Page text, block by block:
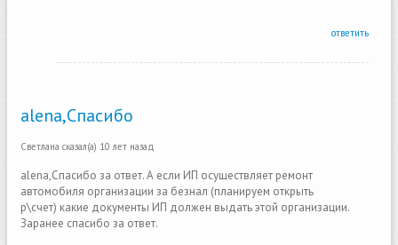
ответить
alena,Спасибо
Светлана сказал(а) 10 лет назад
alena,Спасибо за ответ. А если ИП осуществляет ремонт
автомобиля организации за безнал (планируем открыть
р\счет) какие документы ИП должен выдать этой организации.
Заранее спасибо за ответ.